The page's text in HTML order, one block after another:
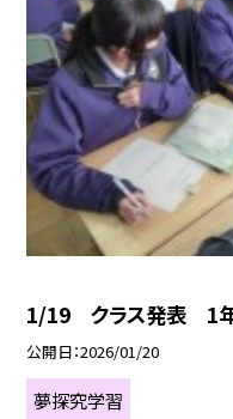
1/19 クラス発表 1
公開日 2026/01/20
夢探究学習